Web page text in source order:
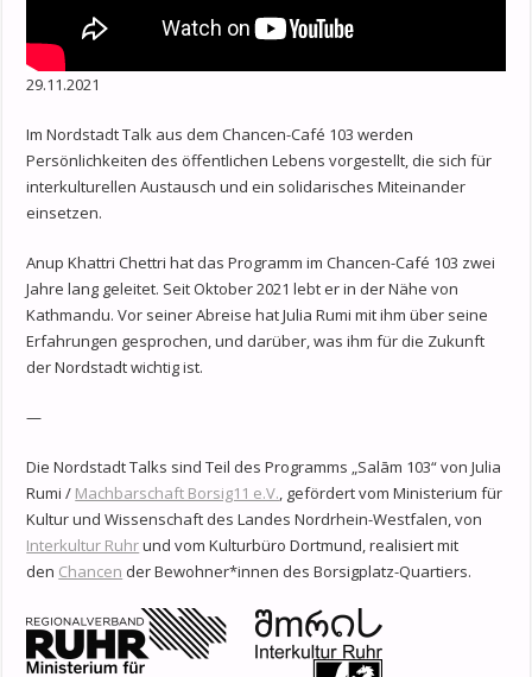
29.11.2021
Im Nordstadt Talk aus dem Chancen-Café 103 werden
Persönlichkeiten des öffentlichen Lebens vorgestellt, die sich für
interkulturellen Austausch und ein solidarisches Miteinander
einsetzen.
Anup Khattri Chettri hat das Programm im Chancen-Café 103 zwei
Jahre lang geleitet. Seit Oktober 2021 lebt er in der Nähe von
Kathmandu. Vor seiner Abreise hat Julia Rumi mit ihm über seine
Erfahrungen gesprochen, und darüber, was ihm für die Zukunft
der Nordstadt wichtig ist.
—
Die Nordstadt Talks sind Teil des Programms „Salām 103“ von Julia
Rumi / Machbarschaft Borsig11 e.V., gefördert vom Ministerium für
Kultur und Wissenschaft des Landes Nordrhein-Westfalen, von
Interkultur Ruhrund vom Kulturbüro Dortmund, realisiert mit
den Chancen der Bewohner*innen des Borsigplatz-Quartiers.